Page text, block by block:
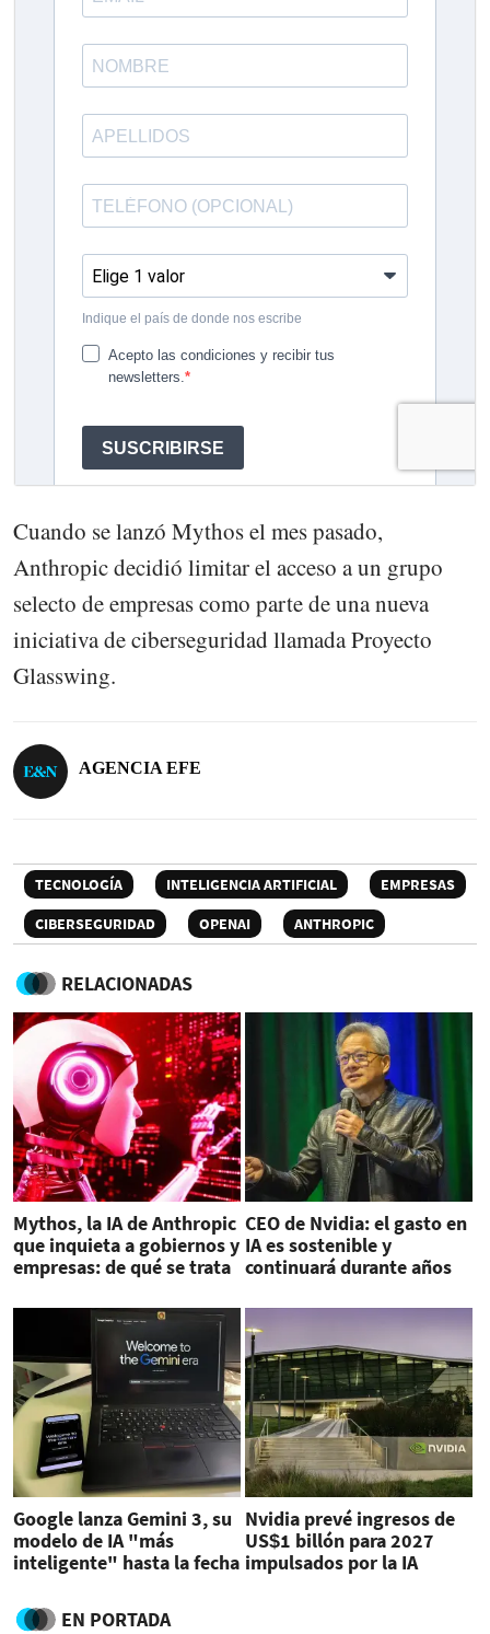
Cuando se lanzó Mythos el mes pasado,
Anthropic decidió limitar el acceso a un grupo
selecto de empresas como parte de una nueva
iniciativa de ciberseguridad llamada Proyecto
Glasswing.
AGENCIA EFE
TECNOLOGÍA INTELIGENCIA ARTIFICIAL
EMPRESAS
CIBERSEGURIDAD
OPENAI ANTHROPIC
RELACIONADAS
Mythos, la IA de Anthropic
que inquieta a gobiernos y
empresas: de qué se trata
CEO de Nvidia: el gasto en
IA es sostenible y
continuará durante años
Google lanza Gemini 3, su
modelo de IA "más
inteligente" hasta la fecha
Nvidia prevé ingresos de
US$1 billón para 2027
impulsados por la IA
EN PORTADA